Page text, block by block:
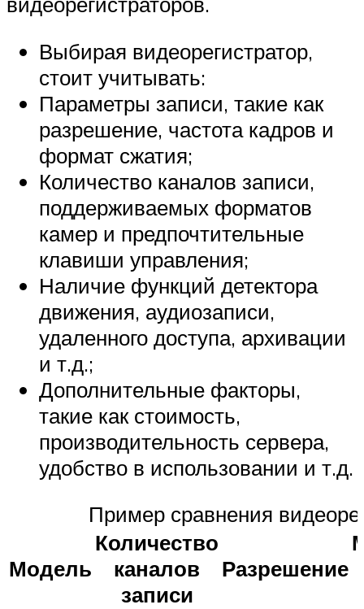
Выбирая видеорегистратор,
стоит учитывать:
Параметры записи, такие как
разрешение, частота кадров и
формат сжатия;
Количество каналов записи,
поддерживаемых форматов
камер и предпочтительные
клавиши управления;
Наличие функций детектора
движения, аудиозаписи,
удаленного доступа, архивации
и т.д.;
Дополнительные факторы,
такие как стоимость,
производительность сервера,
удобство в использовании и т.д.
Пример сравнения
Модель
Количество
каналов
записи
Разрешение